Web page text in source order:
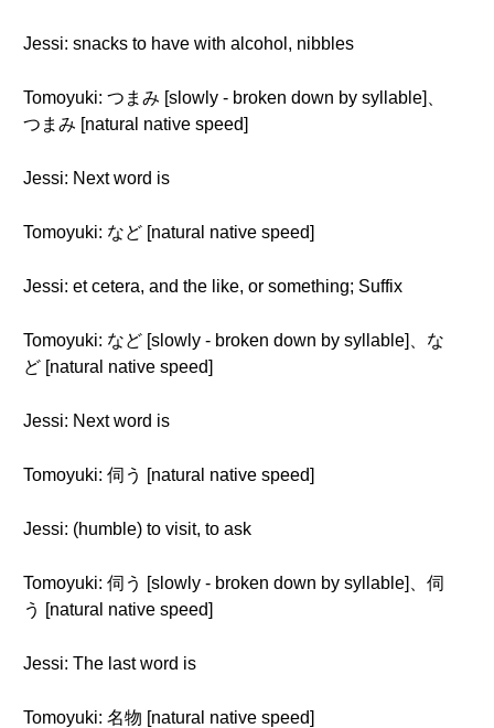
Jessi: snacks to have with alcohol, nibbles
Tomoyuki: つまみ [slowly - broken down by syllable]、
つまみ [natural native speed]
Jessi: Next word is
Tomoyuki: など [natural native speed]
Jessi: et cetera, and the like, or something; Suffix
Tomoyuki: など [slowly - broken down by syllable]、な
ど [natural native speed]
Jessi: Next word is
Tomoyuki: 伺う [natural native speed]
Jessi: (humble) to visit, to ask
Tomoyuki: 伺う [slowly - broken down by syllable]、伺
う [natural native speed]
Jessi: The last word is
Tomoyuki: 名物 [natural native speed]